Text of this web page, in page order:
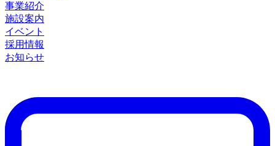
事業紹介
施設案内
イベント
採用情報
お知らせ